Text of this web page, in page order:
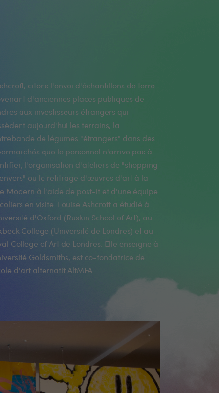
d'art alternatif AltMFA.